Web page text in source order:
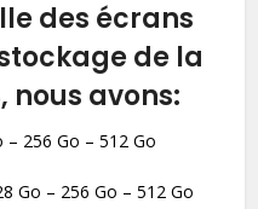
des écrans
de la
nous avons:
– 256 Go – 512 Go
Go – 256 Go – 512 Go